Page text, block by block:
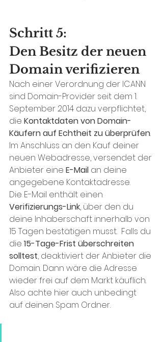
Schritt 5:
Den Besitz der neuen
Domain verifizieren
Nach einer Verordnung der ICANN
sind Domain-Provider seit dem 1.
September 2014 dazu verpflichtet,
die Kontaktdaten von Domain-
Käufern auf Echtheit zu überprüfen.
Im Anschluss an den Kauf deiner
neuen Webadresse, versendet der
Anbieter eine E-Mail an deine
angegebene Kontaktadresse.
Die E-Mail enthält einen
Verifizierungs-Link, über den du
deine Inhaberschaft innerhalb von
15 Tagen bestätigen musst.  Falls du
die 15-Tage-Frist überschreiten
solltest, deaktiviert der Anbieter die
Domain. Dann wäre die Adresse
wieder frei auf dem Markt käuflich.
Also achte hier auch unbedingt
auf deinen Spam Ordner.